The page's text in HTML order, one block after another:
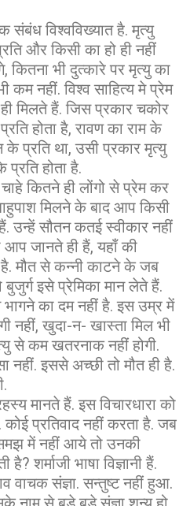
संबंध विश्वविख्यात है. मृत्यु
और किसी का हो ही नहीं
कितना भी दुत्कारे पर मृत्यु का
नहीं. विश्व साहित्य मे प्रेम
मिलते हैं. जिस प्रकार चकोर
होता है, रावण का राम के
के प्रति था, उसी प्रकार मृत्यु
प्रति होता है.
कितने ही लोंगो से प्रेम कर
मिलने के बाद आप किसी
सौतन कतई स्वीकार नहीं
आप जानते ही हैं, यहाँ की
है. मौत से कन्नी काटने के जब
इसे प्रेमिका मान लेते हैं.
भागने का दम नहीं है. इस उम्र में
नहीं, खुदा-न- खास्ता मिल भी
से कम खतरनाक नहीं होगी.
नहीं. इससे अच्छी तो मौत ही है.
मानते हैं. इस विचारधारा को
प्रतिवाद नहीं करता है. जब
में नहीं आये तो उनकी
शर्माजी भाषा विज्ञानी हैं.
वाचक संज्ञा. सन्तुष्ट नहीं हुआ.